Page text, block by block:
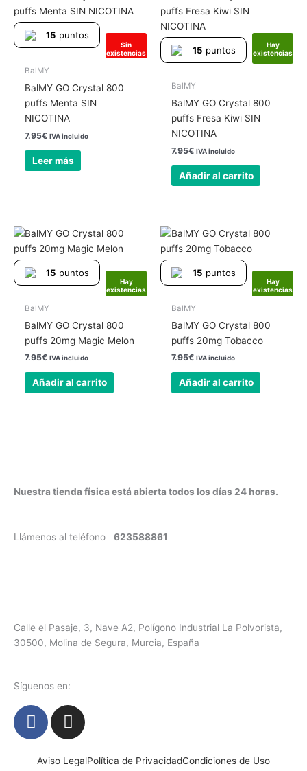
Sin
existencias
15 puntos
BalMY
BalMY GO Crystal 800
puffs Menta SIN
NICOTINA
7.95€ IVA incluido
Leer más
Hay
existencias
15 puntos
BalMY
BalMY GO Crystal 800
puffs Fresa Kiwi SIN
NICOTINA
7.95€ IVA incluido
Añadir al carrito
Hay
existencias
15 puntos
BalMY
BalMY GO Crystal 800
puffs 20mg Magic Melon
7.95€ IVA incluido
Añadir al carrito
Hay
existencias
15 puntos
BalMY
BalMY GO Crystal 800
puffs 20mg Tobacco
7.95€ IVA incluido
Añadir al carrito
Nuestra tienda física está abierta todos los días 24 horas.
Llámenos al teléfono 623588861
Calle el Pasaje, 3, Nave A2, Polígono Industrial La Polvorista,
30500, Molina de Segura, Murcia, España
Síguenos en:
F
a
e
I
n
t
Aviso LegalPolítica de PrivacidadCondiciones de Uso